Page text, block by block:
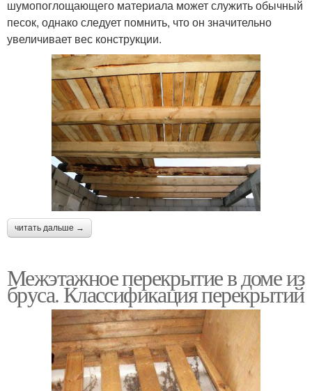
шумопоглощающего материала может служить обычный
песок, однако следует помнить, что он значительно
увеличивает вес конструкции.
читать дальше →
Межэтажное перекрытие в доме из
бруса. Классификация перекрытий